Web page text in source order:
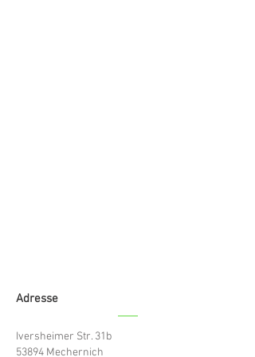
Adresse
Iversheimer Str. 31b
53894 Mechernich